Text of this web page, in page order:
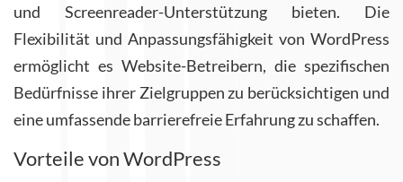
und Screenreader-Unterstützung bieten. Die
Flexibilität und Anpassungsfähigkeit von WordPress
ermöglicht es Website-Betreibern, die spezifischen
Bedürfnisse ihrer Zielgruppen zu berücksichtigen und
eine umfassende barrierefreie Erfahrung zu schaffen.
Vorteile von WordPress